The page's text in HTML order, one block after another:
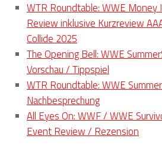
WTR Roundtable: WWE Money
Review inklusive Kurzreview
Collide 2025
The Opening Bell: WWE
Vorschau / Tippspiel
WTR Roundtable: WWE
Nachbesprechung
All Eyes On: WWF / WWE
Event Review / Rezension